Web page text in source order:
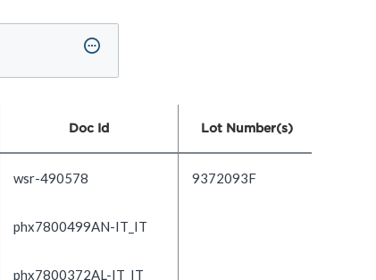
Doc Id Lot Number(s)
wsr-490578 9372093F
phx7800499AN-IT_IT
phx7800372AL-IT_IT